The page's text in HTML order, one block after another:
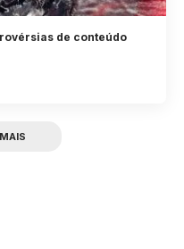
de conteúdo